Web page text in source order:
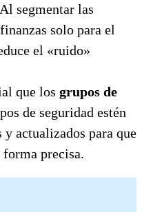
Al segmentar las
solo para el
el «ruido»
que los grupos de
de seguridad estén
actualizados para que
precisa.